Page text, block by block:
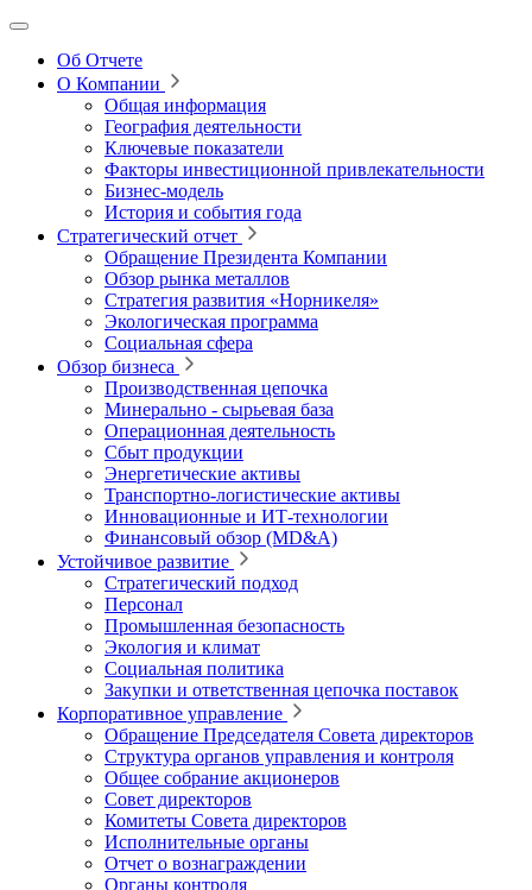
Об Отчете
О Компании
Общая информация
География деятельности
Ключевые показатели
Факторы инвестиционной привлекательности
Бизнес-модель
История и события года
Стратегический отчет
Обращение Президента Компании
Обзор рынка металлов
Стратегия развития «Норникеля»
Экологическая программа
Социальная сфера
Обзор бизнеса
Производственная цепочка
Минерально ‑ сырьевая база
Операционная деятельность
Сбыт продукции
Энергетические активы
Транспортно-логистические активы
Инновационные и ИТ‑технологии
Финансовый обзор (MD&A)
Устойчивое развитие
Стратегический подход
Персонал
Промышленная безопасность
Экология и климат
Социальная политика
Закупки и ответственная цепочка поставок
Корпоративное управление
Обращение Председателя Совета директоров
Структура органов управления и контроля
Общее собрание акционеров
Совет директоров
Комитеты Совета директоров
Исполнительные органы
Отчет о вознаграждении
Органы контроля